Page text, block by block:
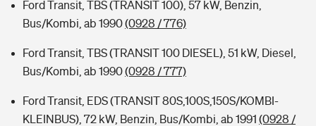
Ford Transit, TBS (TRANSIT 100), 57 kW, Benzin,
Bus/Kombi, ab 1990(0928 / 776)
Ford Transit, TBS (TRANSIT 100 DIESEL), 51 kW, Diesel,
Bus/Kombi, ab 1990(0928 / 777)
Ford Transit, EDS (TRANSIT 80S,100S,150S/KOMBI-
KLEINBUS), 72 kW, Benzin, Bus/Kombi, ab 1991 (0928 /